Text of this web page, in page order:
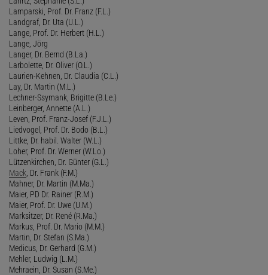
Lamparski, Prof. Dr. Franz (F.L.)
Landgraf, Dr. Uta (U.L.)
Lange, Prof. Dr. Herbert (H.L.)
Lange, Jörg
Langer, Dr. Bernd (B.La.)
Larbolette, Dr. Oliver (O.L.)
Laurien-Kehnen, Dr. Claudia (C.L.)
Lay, Dr. Martin (M.L.)
Lechner-Ssymank, Brigitte (B.Le.)
Leinberger, Annette (A.L.)
Leven, Prof. Franz-Josef (F.J.L.)
Liedvogel, Prof. Dr. Bodo (B.L.)
Littke, Dr. habil. Walter (W.L.)
Loher, Prof. Dr. Werner (W.Lo.)
Lützenkirchen, Dr. Günter (G.L.)
Mack , Dr. Frank (F.M.)
Mahner, Dr. Martin (M.Ma.)
Maier, PD Dr. Rainer (R.M.)
Maier, Prof. Dr. Uwe (U.M.)
Marksitzer, Dr. René (R.Ma.)
Markus, Prof. Dr. Mario (M.M.)
Martin, Dr. Stefan (S.Ma.)
Medicus, Dr. Gerhard (G.M.)
Mehler, Ludwig (L.M.)
Mehraein, Dr. Susan (S.Me.)